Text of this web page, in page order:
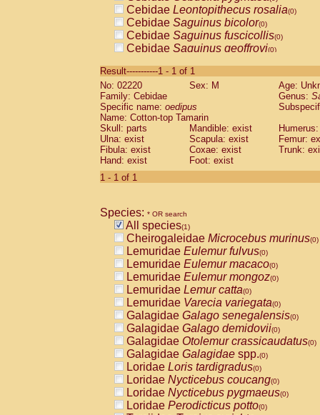
Cebidae Leontopithecus rosalia(0)
Cebidae Saguinus bicolor(0)
Cebidae Saguinus fuscicollis(0)
Cebidae Saguinus geoffroyi(0)
CebidaeSaguinus labiatus(0)
Cebidae Saguinus leucopus (0)
Cebidae
CebidaeSaguinus mystax
Cebidae Saguinus nigricollis (0)
Cebidae Saguinus oedipus
Cebidae Saguinus weddelli
Cebidae Saguinusspp.
Cebidae
CebidaeCebus capucinus
CebidaeCebus nigrivittatus
CebidaeCebus spp.(0)
CebidaeSaimiri boliviensis(0)
CebidaeSaimiri sciureus(0)
AtelidaeAlouatta caraya(0)
AtelidaeAlouatta fusca(0)
AtelidaeAlouatta seniculus(0)
AtelidaeAlouattaspp.(0)
AtelidaeAteles belzebuth(0)
AtelidaeAteles geoffroyi(0)
AtelidaeAteles paniscus(0)
AtelidaeAtelesspp.(0)
AtelidaeLagothrix lagothricha(0)
AtelidaeLagothrix lagothricha cana
PitheciidaeCacajao calvus
Result-----------1 - 1 of 1
No: 02220
Sex: M
Age:
Family: Cebidae
Genus:
Specific name: oedipus
Name: Cotton-top Tamarin
Skull: parts
Mandible: exist
Ulna: exist
Scapula: exist
Femur:
Fibula: exist
Coxae: exist
Trunk:
Hand: exist
Foot: exist
1 - 1 of 1
Species: * OR search
All species(1)
Cheirogaleidae Microcebus murinus(0)
Lemuridae Eulemur fulvus(0)
Lemuridae Eulemur macaco(0)
Lemuridae Eulemur mongoz(0)
Lemuridae Lemur catta(0)
Lemuridae Varecia variegata(0)
Galagidae Galago senegalensis(0)
Galagidae Galago demidovii(0)
Galagidae Otolemur crassicaudatus(0)
Galagidae Galagidae spp.(0)
Loridae Loris tardigradus(0)
Loridae Nycticebus coucang(0)
Loridae Nycticebus pygmaeus(0)
Loridae Perodicticus potto(0)